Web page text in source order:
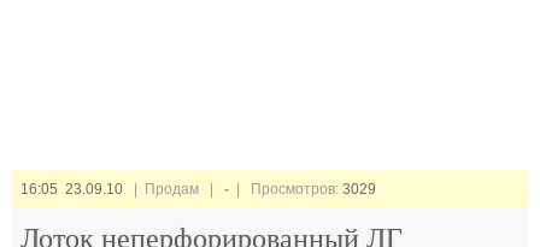
16:05 23.09.10 | Продам | - | Просмотров: 3029
Лоток неперфорированный ЛГ